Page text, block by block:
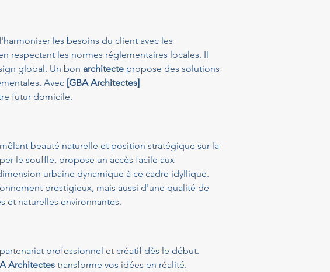
les besoins du client avec les
respectant les normes réglementaires locales. Il
global. Un bon architecte propose des solutions
Avec [GBA Architectes]
futur domicile.
beauté naturelle et position stratégique sur la
le souffle, propose un accès facile aux
urbaine dynamique à ce cadre idyllique.
prestigieux, mais aussi d'une qualité de
et naturelles environnantes.
professionnel et créatif dès le début.
Architectes transforme vos idées en réalité.